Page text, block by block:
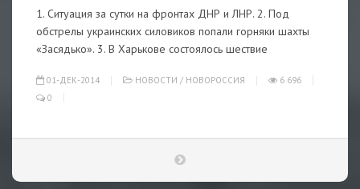
1. Ситуация за сутки на фронтах ДНР и ЛНР. 2. Под
обстрелы украинских силовиков попали горняки шахты
«Засядько». 3. В Харькове состоялось шествие
01-ДЕК-2014 НОВОСТИ / НОВОРОССИЯ
6 696
0